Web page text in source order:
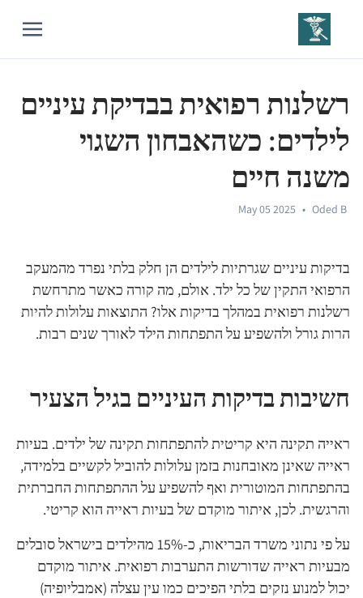
רשלנות רפואית בבדיקת עיניים
לילדים: כשהאבחון השגוי
משנה חיים
May 05 2025 • Oded B
בדיקות עיניים שגרתיות לילדים הן חלק בלתי נפרד מהמעקב
הרפואי התקין של כל ילד. אולם, מה קורה כאשר מתרחשת
רשלנות רפואית במהלך בדיקות אלו? התוצאות עלולות להיות
הרות גורל ולהשפיע על התפתחות הילד לאורך שנים רבות.
חשיבות בדיקות העיניים בגיל הצעיר
ראייה תקינה היא קריטית להתפתחות תקינה של ילדים. בעיות
ראייה שאינן מאובחנות בזמן עלולות להוביל לקשיים בלמידה,
בהתפתחות המוטורית ואף להשפיע על ההתפתחות החברתית
והרגשית. לכן, איתור מוקדם של בעיות ראייה הוא קריטי.
על פי נתוני משרד הבריאות, כ-15% מהילדים בישראל סובלים
מבעיות ראייה שדורשות התערבות רפואית. איתור מוקדם
יכול למנוע נזקים בלתי הפיכים כמו עין עצלה (אמבליופיה)